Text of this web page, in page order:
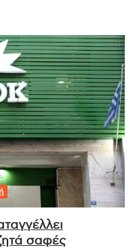
σαφές